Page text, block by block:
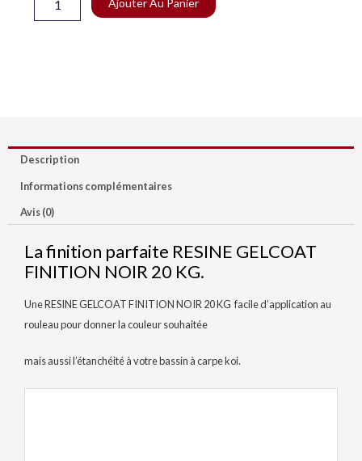
GELCOAT
FINITION
Ajouter Au Panier
Description
Informations complémentaires
Avis (0)
La finition parfaite RESINE GELCOAT
FINITION NOIR 20 KG.
Une RESINE GELCOAT FINITION NOIR 20 KG facile d’application au
rouleau pour donner la couleur souhaitée
mais aussi l’étanchéité à votre bassin à carpe koi.